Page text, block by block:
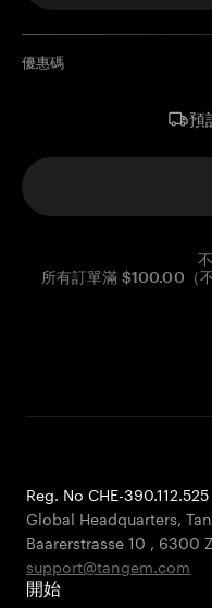
優惠碼
預
所有訂單滿 $100.00（
Reg. No CHE-390.112.525
Global Headquarters,
Baarerstrasse 10 , 6300
support@tangem.com
開始